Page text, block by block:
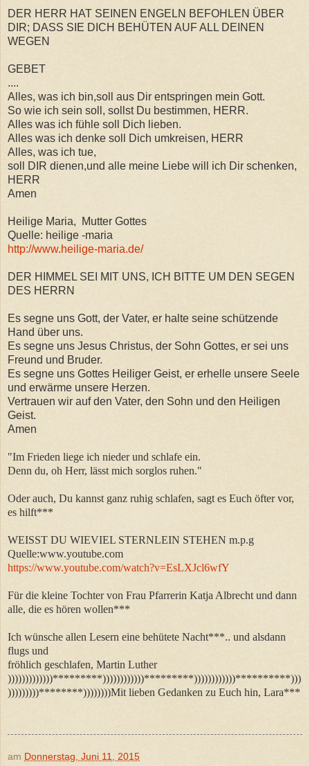
DER HERR HAT SEINEN ENGELN BEFOHLEN ÜBER
DIR; DASS SIE DICH BEHÜTEN AUF ALL DEINEN
WEGEN
GEBET
....
Alles, was ich bin,soll aus Dir entspringen mein Gott.
So wie ich sein soll, sollst Du bestimmen, HERR.
Alles was ich fühle soll Dich lieben.
Alles was ich denke soll Dich umkreisen, HERR
Alles, was ich tue,
soll DIR dienen,und alle meine Liebe will ich Dir schenken,
HERR
Amen
Heilige Maria, Mutter Gottes
Quelle: heilige -maria
http://www.heilige-maria.de/
DER HIMMEL SEI MIT UNS, ICH BITTE UM DEN SEGEN
DES HERRN
Es segne uns Gott, der Vater, er halte seine schützende
Hand über uns.
Es segne uns Jesus Christus, der Sohn Gottes, er sei uns
Freund und Bruder.
Es segne uns Gottes Heiliger Geist, er erhelle unsere Seele
und erwärme unsere Herzen.
Vertrauen wir auf den Vater, den Sohn und den Heiligen
Geist.
Amen
"Im Frieden liege ich nieder und schlafe ein.
Denn du, oh Herr, lässt mich sorglos ruhen."
Oder auch, Du kannst ganz ruhig schlafen, sagt es Euch öfter vor,
es hilft***
WEISST DU WIEVIEL STERNLEIN STEHEN m.p.g
Quelle:www.youtube.com
https://www.youtube.com/watch?v=EsLXJcl6wfY
Für die kleine Tochter von Frau Pfarrerin Katja Albrecht und dann
alle, die es hören wollen***
Ich wünsche allen Lesern eine behütete Nacht***.. und alsdann
flugs und
fröhlich geschlafen, Martin Luther
)))))))))))))*********))))))))))))*********))))))))))))**********)))
)))))))))********))))))))Mit lieben Gedanken zu Euch hin, Lara***
am Donnerstag, Juni 11, 2015